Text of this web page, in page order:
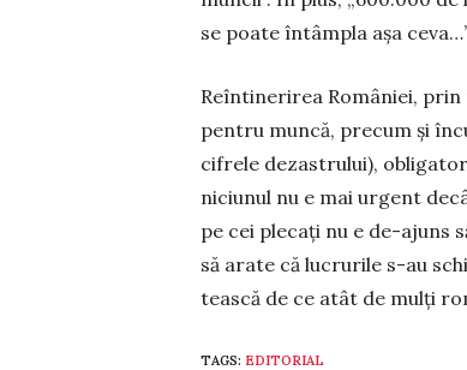
se poate întâm­pla așa
Reîntinerirea României,
pentru muncă, precum și
cifrele dezastrului),
niciu­nul nu e mai urgent
pe cei plecați nu e de-ajuns
să arate că lucru­rile s-au
tească de ce atât de mulți
TAGS: EDITORIAL